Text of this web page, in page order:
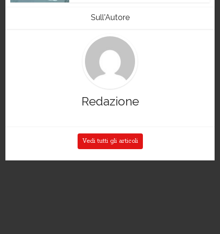
Sull'Autore
Redazione
Vedi tutti gli articoli